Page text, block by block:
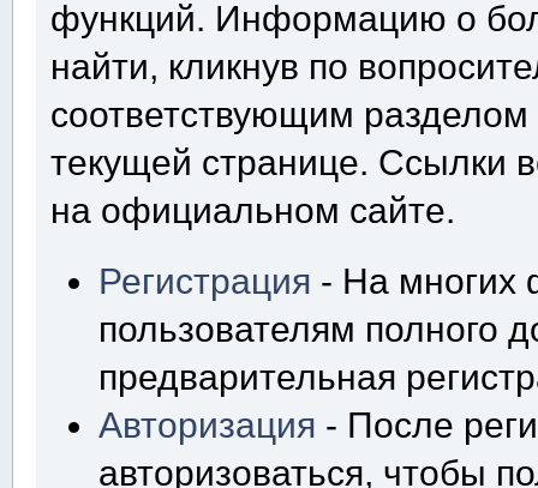
функций. Информацию о
найти, кликнув по
соответствующим
текущей странице. Ссылки
на официальном сайте.
Регистрация - На многих
пользователям полного
предварительная
Авторизация - После
авторизоваться, чтобы